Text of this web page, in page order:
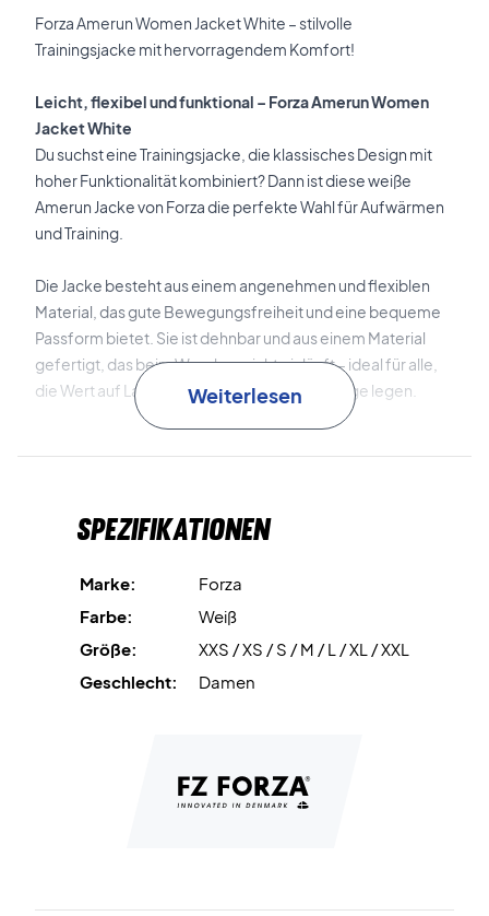
Forza Amerun Women Jacket White – stilvolle
Trainingsjacke mit hervorragendem Komfort!
Leicht, flexibel und funktional – Forza Amerun Women
Jacket White
Du suchst eine Trainingsjacke, die klassisches Design mit
hoher Funktionalität kombiniert? Dann ist diese weiße
Amerun Jacke von Forza die perfekte Wahl für Aufwärmen
und Training.
Die Jacke besteht aus einem angenehmen und flexiblen
Material, das gute Bewegungsfreiheit und eine bequeme
Passform bietet. Sie ist dehnbar und aus einem Material
gefertigt, das beim Waschen nicht einläuft – ideal für alle,
die Wert auf Langlebigkeit und einfache Pflege legen.
Badminton.
Kombiniere Stil und Funktion – kaufe jetzt deine Forza
Farbe: Weiß.
Material: 92% Polyester, 8% Elasthan.
Weiterlesen
Spezifikationen
Marke:
Forza
Farbe:
Weiß
Größe:
XXS / XS / S / M / L / XL / XXL
Geschlecht:
Damen